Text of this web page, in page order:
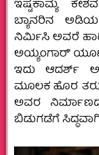
ಇಷ್ಟಕಾಮ್ಯ
ಬ್ಯಾನರಿನ
ನಿರ್ಮಿಸಿ ಅವರೆ
ಅಯ್ಯಂಗಾರ್’
ಇದು ಆದರ್ಶ್
ಮೂಲಕ ಹೊರ
ಅವರ ನಿರ್ಮಾಣದ
ಬಿಡುಗಡೆಗೆ